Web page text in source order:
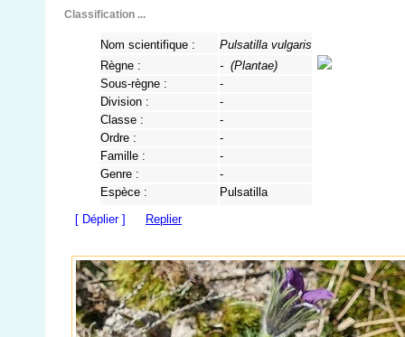
Classification ...
Nom scientifique :
Pulsatilla vulgaris
Règne :
- (Plantae)
Sous-règne :
-
Division :
-
Classe :
-
Ordre :
-
Famille :
-
Genre :
-
Espèce :
Pulsatilla
[ Déplier ]
Replier